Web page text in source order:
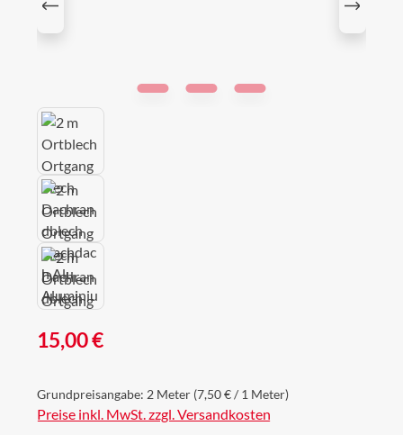
Regulärer Preis:
15,00 €
Grundpreisangabe: 2 Meter (7,50 € / 1 Meter)
Preise inkl. MwSt. zzgl. Versandkosten